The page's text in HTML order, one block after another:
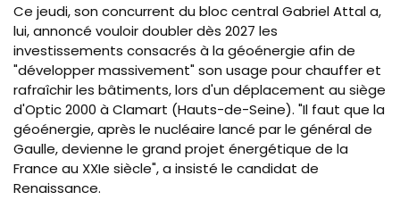
Ce jeudi, son concurrent du bloc central Gabriel Attal a,
lui, annoncé vouloir doubler dès 2027 les
investissements consacrés à la géoénergie afin de
"développer massivement" son usage pour chauffer et
rafraîchir les bâtiments, lors d'un déplacement au siège
d'Optic 2000 à Clamart (Hauts-de-Seine). "Il faut que la
géoénergie, après le nucléaire lancé par le général de
Gaulle, devienne le grand projet énergétique de la
France au XXIe siècle", a insisté le candidat de
Renaissance.